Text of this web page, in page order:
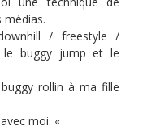
/ freestyle /
le buggy jump et le
rollin à ma fille
moi. «